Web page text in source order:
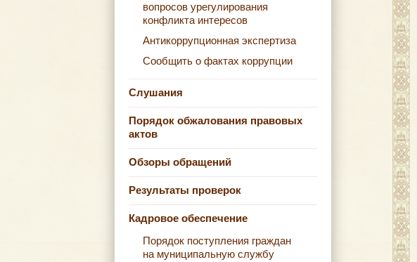
вопросов урегулирования
конфликта интересов
Антикоррупционная экспертиза
Сообщить о фактах коррупции
Слушания
Порядок обжалования правовых
актов
Обзоры обращений
Результаты проверок
Кадровое обеспечение
Порядок поступления граждан
на муниципальную службу